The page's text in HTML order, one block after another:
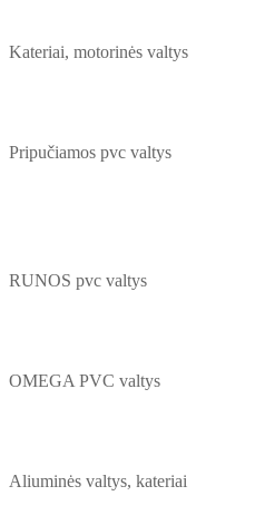
Kateriai, motorinės valtys
Pripučiamos pvc valtys
RUNOS pvc valtys
OMEGA PVC valtys
Aliuminės valtys, kateriai